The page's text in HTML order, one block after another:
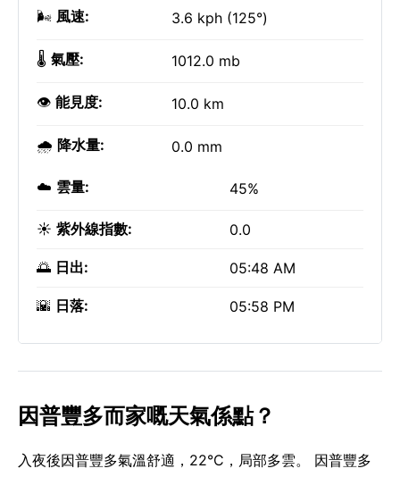
🌬️ 風速: 3.6 kph (125°)
🌡️ 氣壓: 1012.0 mb
👁️ 能見度: 10.0 km
🌧️ 降水量: 0.0 mm
☁️ 雲量: 45%
☀️ 紫外線指數: 0.0
🌅 日出: 05:48 AM
🌇 日落: 05:58 PM
因普豐多而家嘅天氣係點？
入夜後因普豐多氣溫舒適，22°C，局部多雲。 因普豐多